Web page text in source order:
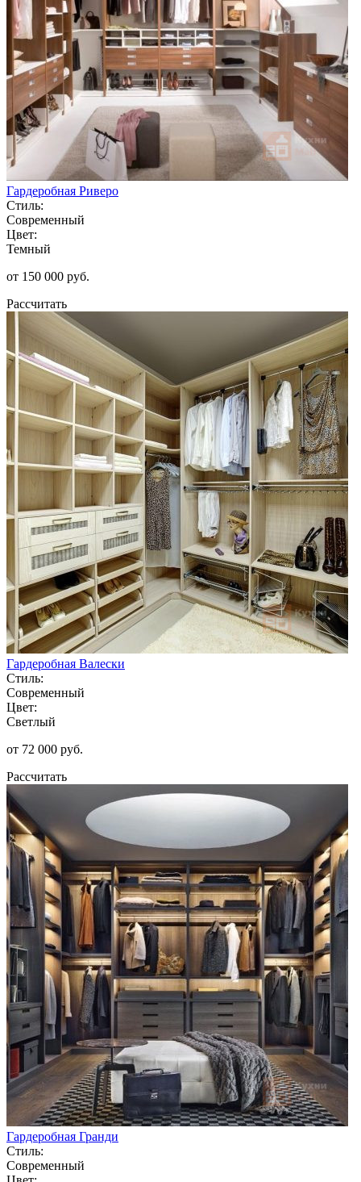
Гардеробная Риверо
Стиль:
Современный
Цвет:
Темный
от 150 000 руб.
Рассчитать
Гардеробная Валески
Стиль:
Современный
Цвет:
Светлый
от 72 000 руб.
Рассчитать
Гардеробная Гранди
Стиль:
Современный